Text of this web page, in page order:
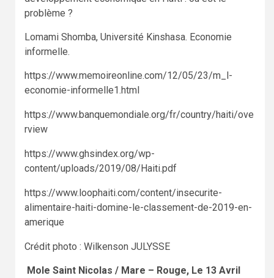
problème ?
Lomami Shomba, Université Kinshasa. Economie
informelle.
https://www.memoireonline.com/12/05/23/m_l-
economie-informelle1.html
https://www.banquemondiale.org/fr/country/haiti/ove
rview
https://www.ghsindex.org/wp-
content/uploads/2019/08/Haiti.pdf
https://www.loophaiti.com/content/insecurite-
alimentaire-haiti-domine-le-classement-de-2019-en-
amerique
Crédit photo : Wilkenson JULYSSE
Mole Saint Nicolas / Mare – Rouge, Le 13 Avril